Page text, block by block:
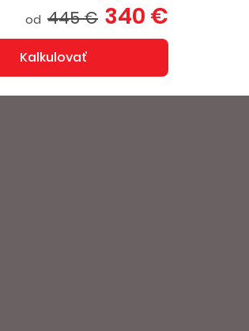
od 445 € 340 €
Kalkulovať